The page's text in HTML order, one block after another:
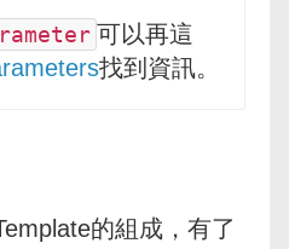
可以再這
找到資訊。
的組成，有了